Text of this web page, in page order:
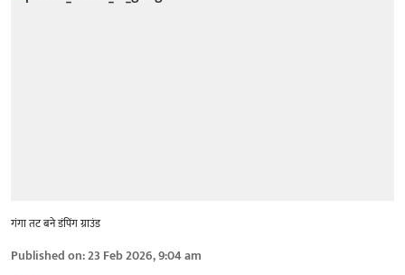
गंगा तट बने डंपिंग ग्राउंड
Published on:23 Feb 2026, 9:04 am